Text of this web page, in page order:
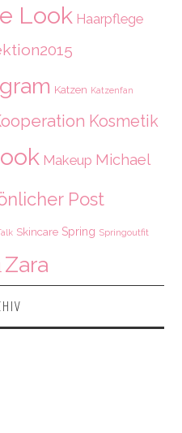
Look Haarpflege
Katzen Katzenfan
Kosmetik
Makeup Michael
Post
Skincare Spring Springoutfit
Zara